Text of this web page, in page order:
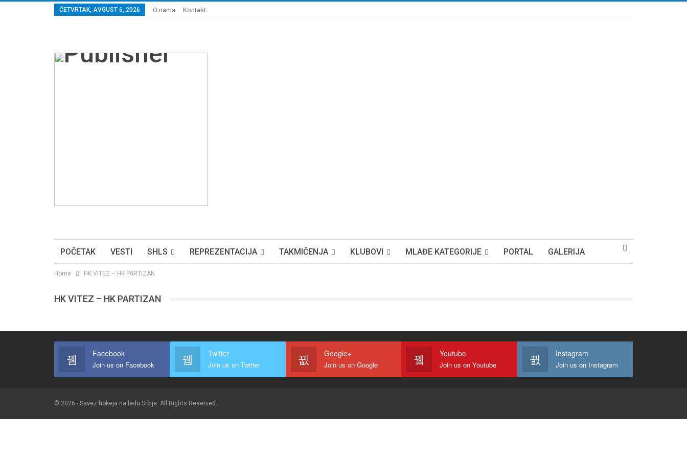
ČETVRTAK, AVGUST 6, 2026 O nama Kontakt
POČETAK VESTI SHLS REPREZENTACIJA TAKMIČENJA KLUBOVI MLAĐE KATEGORIJE PORTAL GALERIJA
Home HK VITEZ – HK PARTIZAN
HK VITEZ – HK PARTIZAN
Facebook
Join us on Facebook
Twitter
Join us on Twitter
Google+
Join us on Google
Youtube
Join us on Youtube
Instagram
Join us on Instagram
© 2026 - Savez hokeja na ledu Srbije. All Rights Reserved.